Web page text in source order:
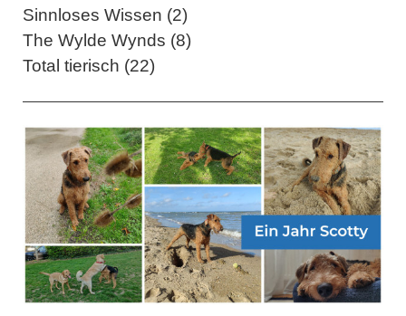
Sinnloses Wissen (2)
The Wylde Wynds (8)
Total tierisch (22)